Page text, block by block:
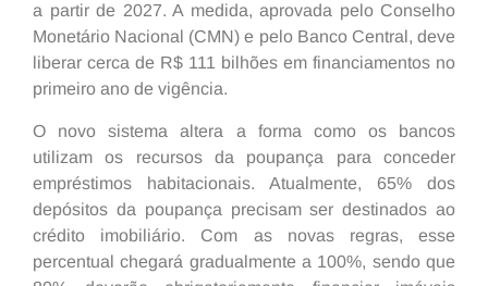
a partir de 2027. A medida, aprovada pelo Conselho
Monetário Nacional (CMN) e pelo Banco Central, deve
liberar cerca de R$ 111 bilhões em financiamentos no
primeiro ano de vigência.
O novo sistema altera a forma como os bancos
utilizam os recursos da poupança para conceder
empréstimos habitacionais. Atualmente, 65% dos
depósitos da poupança precisam ser destinados ao
crédito imobiliário. Com as novas regras, esse
percentual chegará gradualmente a 100%, sendo que